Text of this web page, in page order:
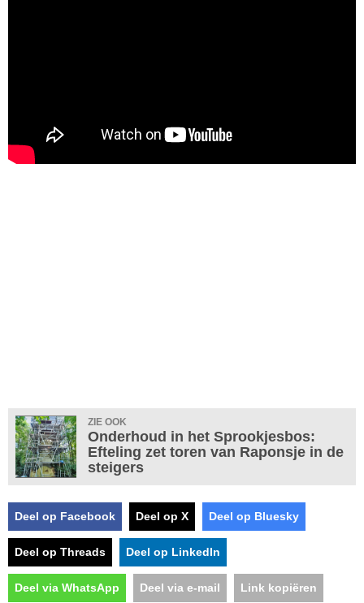
ZIE OOK
Onderhoud in het Sprookjesbos:
Efteling zet toren van Raponsje in de
steigers
Deel op Facebook Deel op X Deel op Bluesky
Deel op Threads Deel op LinkedIn
Deel via WhatsApp Deel via e-mail Link kopiëren